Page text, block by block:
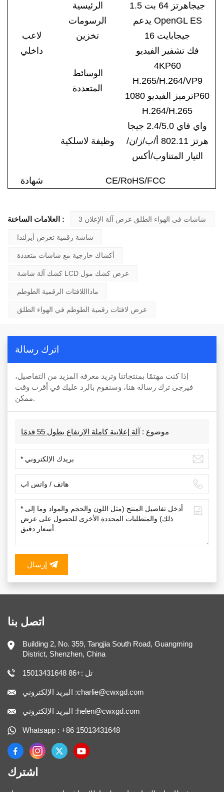
لاعب
داخلي
الرئيسية
1.5 جيجاهرتز 64 بت
الرسومات
يدعم OpenGL ES
تخزين
16 جيجابايت
الوسائط
المتعددة
فك تشفير الفيديو
4KP60
H.265/H.264/VP9
ترميز الفيديو 1080P60
H.264/H.265
وظيفة لاسلكية
واي فاي 2.4/5.0 جيجا
هرتز 802.11 أ/ب/ز/ن/
التيار المتناوب/أكس
شهادة CE/RoHS/FCC
العلامات الساخنة : 3 شاشات في الهواء الطلق عرض آلة الإعلان
شاشة رقمية تعرض أيرلندا
أكشاك خارجية مع شاشات متعددة
كشك آلة شاشة LCD عرض كشك مول
ماذااللافتات الرقمية الطوطم
عرض لافتات رقمية الطوطم في الهواء الطلق
اترك رسالة
إذا كنت مهتمًا بمنتجاتنا وتريد معرفة المزيد من التفاصيل،
فيرجى ترك رسالة هنا، وسنقوم بالرد عليك في أقرب وقت
ممكن.
موضوع : آلة إعلانية كاملة الارتفاع بطول 55 قدمًا
إرسال
اتصل بنا
Building 2, No. 359, Tangjia South Road, Guangming
District, Shenzhen, China
تل :+86 15013431648
البريد الإلكتروني :charlie@cwxgd.com
البريد الإلكتروني :helen@cwxgd.com
Whatsapp : +86 15013431648
اشترك